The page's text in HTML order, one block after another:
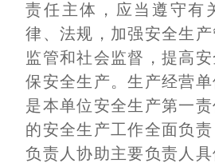
责任主体，应当遵守有
律、法规，加强安全生
监管和社会监督，提高
保安全生产。生产经营
是本单位安全生产第一
的安全生产工作全面负
负责人协助主要负责人